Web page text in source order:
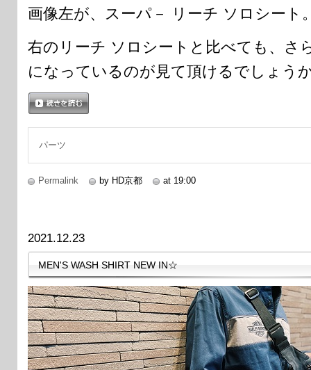
画像左が、スーパ－ リーチ ソロシート
右のリーチ ソロシートと比べても、さ
になっているのが見て頂けるでしょう
パーツ
Permalink by HD京都 at 19:00
2021.12.23
MEN'S WASH SHIRT NEW IN☆